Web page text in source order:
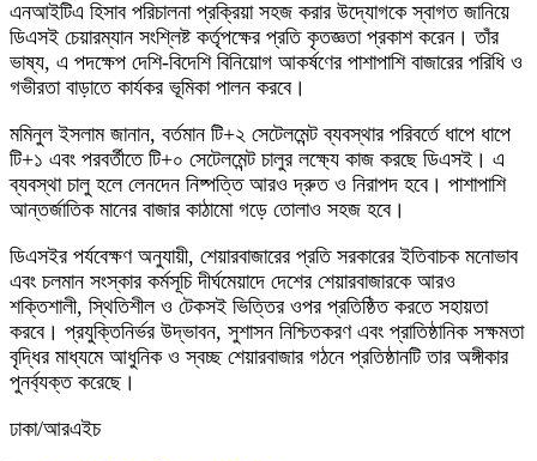
এনআইটিএ হিসাব পরিচালনা প্রক্রিয়া সহজ করার উদ্যোগকে স্বাগত জানিয়ে
ডিএসই চেয়ারম্যান সংশ্লিষ্ট কর্তৃপক্ষের প্রতি কৃতজ্ঞতা প্রকাশ করেন। তাঁর
ভাষ্য, এ পদক্ষেপ দেশি-বিদেশি বিনিয়োগ আকর্ষণের পাশাপাশি বাজারের পরিধি ও
গভীরতা বাড়াতে কার্যকর ভূমিকা পালন করবে।
মমিনুল ইসলাম জানান, বর্তমান টি+২ সেটেলমেন্ট ব্যবস্থার পরিবর্তে ধাপে ধাপে
টি+১ এবং পরবর্তীতে টি+০ সেটেলমেন্ট চালুর লক্ষ্যে কাজ করছে ডিএসই। এ
ব্যবস্থা চালু হলে লেনদেন নিষ্পত্তি আরও দ্রুত ও নিরাপদ হবে। পাশাপাশি
আন্তর্জাতিক মানের বাজার কাঠামো গড়ে তোলাও সহজ হবে।
ডিএসইর পর্যবেক্ষণ অনুযায়ী, শেয়ারবাজারের প্রতি সরকারের ইতিবাচক মনোভাব
এবং চলমান সংস্কার কর্মসূচি দীর্ঘমেয়াদে দেশের শেয়ারবাজারকে আরও
শক্তিশালী, স্থিতিশীল ও টেকসই ভিত্তির ওপর প্রতিষ্ঠিত করতে সহায়তা
করবে। প্রযুক্তিনির্ভর উদ্ভাবন, সুশাসন নিশ্চিতকরণ এবং প্রাতিষ্ঠানিক সক্ষমতা
বৃদ্ধির মাধ্যমে আধুনিক ও স্বচ্ছ শেয়ারবাজার গঠনে প্রতিষ্ঠানটি তার অঙ্গীকার
পুনর্ব্যক্ত করেছে।
ঢাকা/আরএইচ